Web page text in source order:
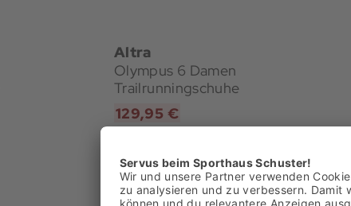
Altra
Olympus 6 Damen
Trailrunningschuhe
129,95 €